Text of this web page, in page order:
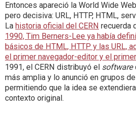
Entonces apareció la World Wide
pero decisiva: URL, HTTP, HTML,
La historia oficial del CERN recuerda
1990, Tim Berners-Lee ya había
básicos de HTML, HTTP y las URL,
el primer navegador-editor y el primer
1991, el CERN distribuyó el software
más amplia y lo anunció en grupos
permitiendo que la idea se
contexto original.